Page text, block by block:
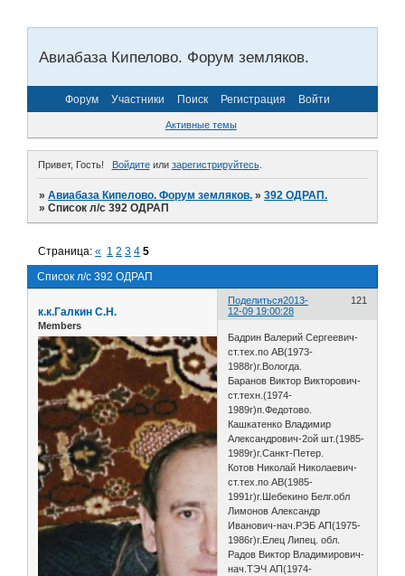
Авиабаза Кипелово. Форум земляков.
Форум Участники Поиск Регистрация Войти
Активные темы
Привет, Гость! Войдитеили зарегистрируйтесь.
»Авиабаза Кипелово. Форум земляков. »392 ОДРАП.
»Список л/с 392 ОДРАП
Список л/с 392 ОДРАП
Страница:« 1 2 3 4 5
Поделиться 121
2013-
12-09 19:00:28
к.к.Галкин С.Н.
Members
Бадрин Валерий Сергеевич-
ст.тех.по АВ(1973-
1988г)г.Вологда.
Баранов Виктор Викторович-
ст.техн.(1974-
1989г)п.Федотово.
Кашкатенко Владимир
Александрович-2ой шт.(1985-
1989г)г.Санкт-Петер.
Котов Николай Николаевич-
ст.тех.по АВ(1985-
1991г)г.Шебекино Белг.обл
Лимонов Александр
Иванович-нач.РЭБ АП(1975-
1986г)г.Елец Липец. обл.
Радов Виктор Владимирович-
нач.ТЭЧ АП(1974-